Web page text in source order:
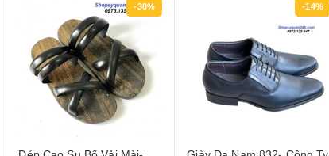
-30% -14%